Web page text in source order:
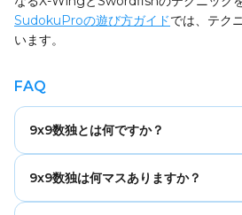
SudokuProの遊び方ガイドでは、テク
います。
FAQ
9x9数独とは何ですか？
ルで、9行9列のグリッドが9つの3×3
ます。解く人は1から9までの数字を
9x9数独は何マスありますか？